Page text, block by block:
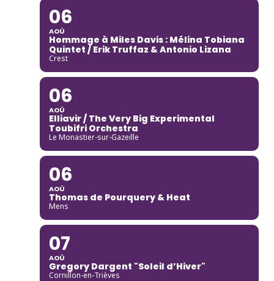
06
AOÛ
Hommage à Miles Davis : Mélina Tobiana
Quintet / Erik Truffaz & Antonio Lizana
Crest
06
AOÛ
Elliavir / The Very Big Experimental
Toubifri Orchestra
Le Monastier-sur-Gazeille
06
AOÛ
Thomas de Pourquery & Heat
Mens
07
AOÛ
Gregory Dargent "Soleil d’Hiver"
Cornillon-en-Trièves